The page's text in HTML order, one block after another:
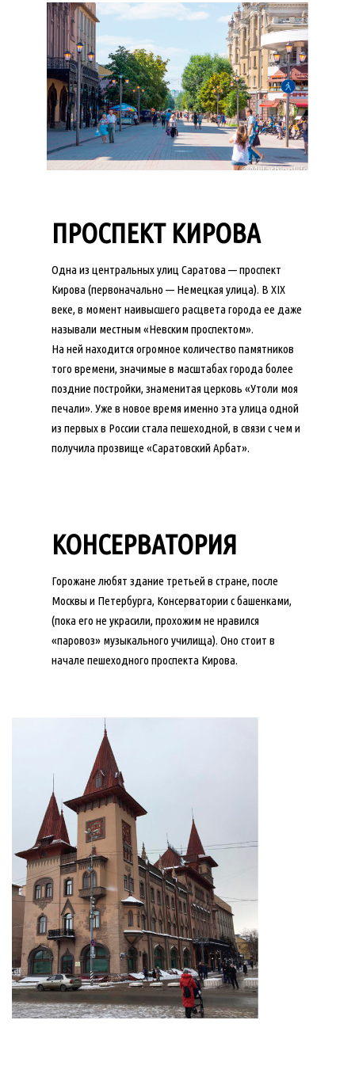
ПРОСПЕКТ КИРОВА
Одна из центральных улиц Саратова — проспект
Кирова (первоначально — Немецкая улица). В XIX
веке, в момент наивысшего расцвета города ее даже
называли местным «Невским проспектом».
На ней находится огромное количество памятников
того времени, значимые в масштабах города более
поздние постройки, знаменитая церковь «Утоли моя
печали». Уже в новое время именно эта улица одной
из первых в России стала пешеходной, в связи с чем и
получила прозвище «Саратовский Арбат».
КОНСЕРВАТОРИЯ
Горожане любят здание третьей в стране, после
Москвы и Петербурга, Консерватории с башенками,
(пока его не украсили, прохожим не нравился
«паровоз» музыкального училища). Оно стоит в
начале пешеходного проспекта Кирова.